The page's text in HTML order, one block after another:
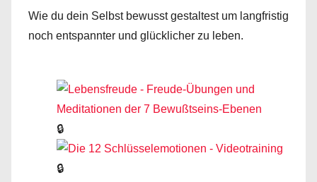
Wie du dein Selbst bewusst gestaltest um langfristig
noch entspannter und glücklicher zu leben.
🔒
🔒